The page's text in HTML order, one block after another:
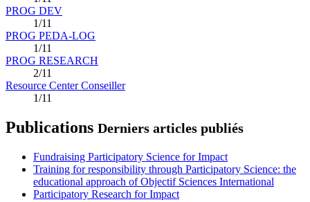
PROG DEV
1/11
PROG PEDA-LOG
1/11
PROG RESEARCH
2/11
Resource Center Conseiller
1/11
Publications Derniers articles publiés
Fundraising Participatory Science for Impact
Training for responsibility through Participatory Science: the
educational approach of Objectif Sciences International
Participatory Research for Impact